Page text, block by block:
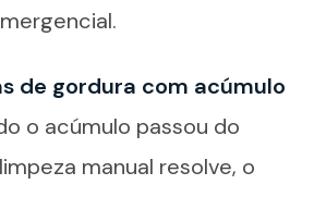
de gordura com acúmulo
o acúmulo passou do
manual resolve, o